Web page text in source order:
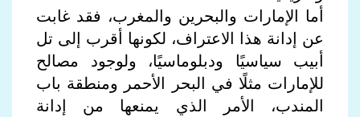
أما الإمارات والبحرين والمغرب، فقد غابت
عن إدانة هذا الاعتراف، لكونها أقرب إلى تل
أبيب سياسيًا ودبلوماسيًا، ولوجود مصالح
للإمارات مثلًا في البحر الأحمر ومنطقة باب
المندب، الأمر الذي يمنعها من إدانة